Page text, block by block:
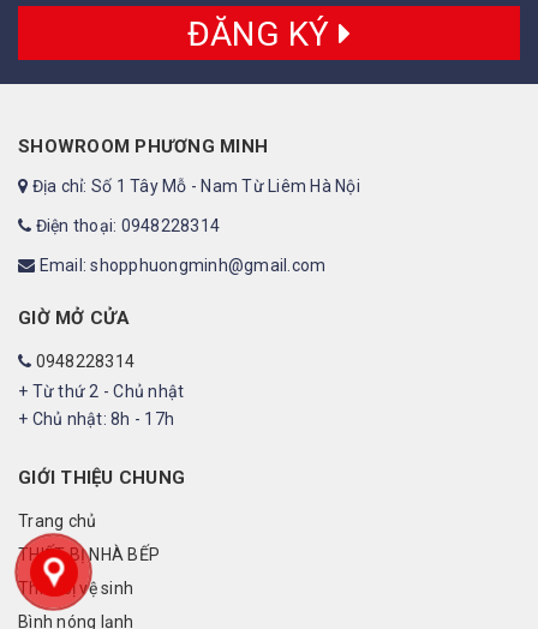
ĐĂNG KÝ
SHOWROOM PHƯƠNG MINH
Địa chỉ: Số 1 Tây Mỗ - Nam Từ Liêm Hà Nội
Điện thoại: 0948228314
Email: shopphuongminh@gmail.com
GIỜ MỞ CỬA
0948228314
+ Từ thứ 2 - Chủ nhật
+ Chủ nhật: 8h - 17h
GIỚI THIỆU CHUNG
Trang chủ
THIẾT BỊ NHÀ BẾP
Thiết bị vệ sinh
Bình nóng lạnh